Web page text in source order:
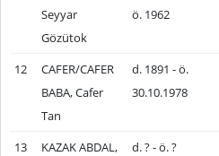
Seyyar
Gözütok
ö. 1962
12
CAFER/CAFER
BABA, Cafer
Tan
d. 1891 - ö.
30.10.1978
13
KAZAK ABDAL,
d. ? - ö. ?